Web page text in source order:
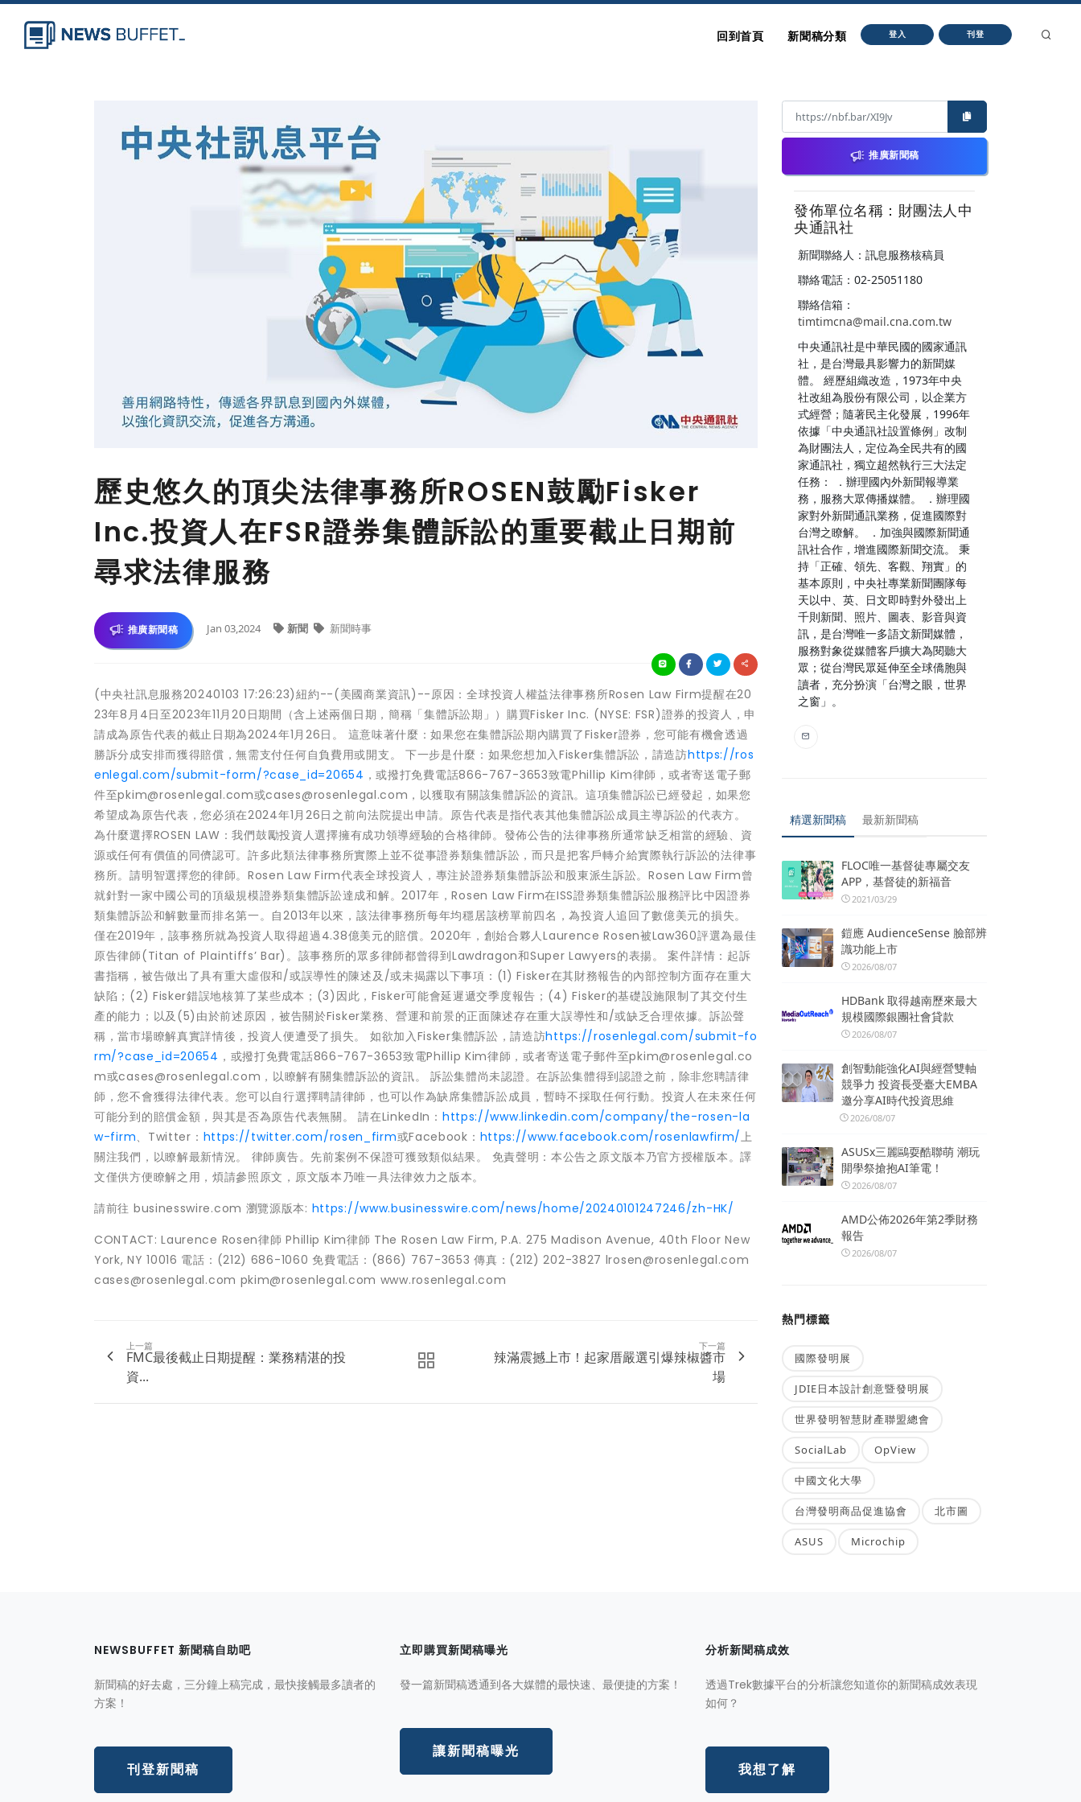
回到首頁 新聞稿分類 登入 刊登
歷史悠久的頂尖法律事務所ROSEN鼓勵Fisker
Inc.投資人在FSR證券集體訴訟的重要截止日期前
尋求法律服務
推廣新聞稿 Jan 03,2024 新聞 新聞時事
(中央社訊息服務20240103 17:26:23)紐約--(美國商業資訊)--原因：全球投資人權益法律事務所Rosen Law Firm提醒在20
23年8月4日至2023年11月20日期間（含上述兩個日期，簡稱「集體訴訟期」）購買Fisker Inc. (NYSE: FSR)證券的投資人，申
請成為原告代表的截止日期為2024年1月26日。 這意味著什麼：如果您在集體訴訟期內購買了Fisker證券，您可能有機會透過
勝訴分成安排而獲得賠償，無需支付任何自負費用或開支。 下一步是什麼：如果您想加入Fisker集體訴訟，請造訪https://ros
enlegal.com/submit-form/?case_id=20654 ，或撥打免費電話866-767-3653致電Phillip Kim律師，或者寄送電子郵
件至pkim@rosenlegal.com或cases@rosenlegal.com，以獲取有關該集體訴訟的資訊。這項集體訴訟已經發起，如果您
希望成為原告代表，您必須在2024年1月26日之前向法院提出申請。原告代表是指代表其他集體訴訟成員主導訴訟的代表方。
為什麼選擇ROSEN LAW：我們鼓勵投資人選擇擁有成功領導經驗的合格律師。發佈公告的法律事務所通常缺乏相當的經驗、資
源或任何有價值的同儕認可。許多此類法律事務所實際上並不從事證券類集體訴訟，而只是把客戶轉介給實際執行訴訟的法律事
務所。請明智選擇您的律師。Rosen Law Firm代表全球投資人，專注於證券類集體訴訟和股東派生訴訟。Rosen Law Firm曾
就針對一家中國公司的頂級規模證券類集體訴訟達成和解。2017年，Rosen Law Firm在ISS證券類集體訴訟服務評比中因證券
類集體訴訟和解數量而排名第一。自2013年以來，該法律事務所每年均穩居該榜單前四名，為投資人追回了數億美元的損失。
僅在2019年，該事務所就為投資人取得超過4.38億美元的賠償。2020年，創始合夥人Laurence Rosen被Law360評選為最佳
原告律師(Titan of Plaintiffs’ Bar)。該事務所的眾多律師都曾得到Lawdragon和Super Lawyers的表揚。 案件詳情：起訴
書指稱，被告做出了具有重大虛假和/或誤導性的陳述及/或未揭露以下事項：(1) Fisker在其財務報告的內部控制方面存在重大
缺陷；(2) Fisker錯誤地核算了某些成本；(3)因此，Fisker可能會延遲遞交季度報告；(4) Fisker的基礎設施限制了其交付生
產的能力；以及(5)由於前述原因，被告關於Fisker業務、營運和前景的正面陳述存在重大誤導性和/或缺乏合理依據。訴訟聲
稱，當市場瞭解真實詳情後，投資人便遭受了損失。 如欲加入Fisker集體訴訟，請造訪https://rosenlegal.com/submit-fo
rm/?case_id=20654 ，或撥打免費電話866-767-3653致電Phillip Kim律師，或者寄送電子郵件至pkim@rosenlegal.co
m或cases@rosenlegal.com，以瞭解有關集體訴訟的資訊。 訴訟集體尚未認證。在訴訟集體得到認證之前，除非您聘請律
師，您不會獲得法律代表。您可以自行選擇聘請律師，也可以作為缺席集體訴訟成員，暫時不採取任何行動。投資人在未來任何
可能分到的賠償金額，與其是否為原告代表無關。 請在LinkedIn： https://www.linkedin.com/company/the-rosen-la
w-firm、Twitter： https://twitter.com/rosen_firm或Facebook： https://www.facebook.com/rosenlawfirm/上
關注我們，以瞭解最新情況。 律師廣告。先前案例不保證可獲致類似結果。 免責聲明：本公告之原文版本乃官方授權版本。譯
文僅供方便瞭解之用，煩請參照原文，原文版本乃唯一具法律效力之版本。
請前往 businesswire.com 瀏覽源版本: https://www.businesswire.com/news/home/20240101247246/zh-HK/
CONTACT: Laurence Rosen律師 Phillip Kim律師 The Rosen Law Firm, P.A. 275 Madison Avenue, 40th Floor New
York, NY 10016 電話：(212) 686-1060 免費電話：(866) 767-3653 傳真：(212) 202-3827 lrosen@rosenlegal.com
cases@rosenlegal.com pkim@rosenlegal.com www.rosenlegal.com
上一篇
FMC最後截止日期提醒：業務精湛的投
資...
下一篇
辣滿震撼上市！起家厝嚴選引爆辣椒醬市
場
推廣新聞稿
發佈單位名稱：財團法人中
央通訊社
新聞聯絡人：訊息服務核稿員
聯絡電話：02-25051180
聯絡信箱：
timtimcna@mail.cna.com.tw
中央通訊社是中華民國的國家通訊
社，是台灣最具影響力的新聞媒
體。 經歷組織改造，1973年中央
社改組為股份有限公司，以企業方
式經營；隨著民主化發展，1996年
依據「中央通訊社設置條例」改制
為財團法人，定位為全民共有的國
家通訊社，獨立超然執行三大法定
任務： ．辦理國內外新聞報導業
務，服務大眾傳播媒體。 ．辦理國
家對外新聞通訊業務，促進國際對
台灣之瞭解。 ．加強與國際新聞通
訊社合作，增進國際新聞交流。 秉
持「正確、領先、客觀、翔實」的
基本原則，中央社專業新聞團隊每
天以中、英、日文即時對外發出上
千則新聞、照片、圖表、影音與資
訊，是台灣唯一多語文新聞媒體，
服務對象從媒體客戶擴大為閱聽大
眾；從台灣民眾延伸至全球僑胞與
讀者，充分扮演「台灣之眼，世界
之窗」。
精選新聞稿 最新新聞稿
FLOC唯一基督徒專屬交友
APP，基督徒的新福音
2021/03/29
鎧應 AudienceSense 臉部辨
識功能上市
2026/08/07
HDBank 取得越南歷來最大
規模國際銀團社會貸款
2026/08/07
創智動能強化AI與經營雙軸
競爭力 投資長受臺大EMBA
邀分享AI時代投資思維
2026/08/07
ASUSx三麗鷗耍酷聯萌 潮玩
開學祭搶抱AI筆電！
2026/08/07
AMD公佈2026年第2季財務
報告
2026/08/07
熱門標籤
國際發明展
JDIE日本設計創意暨發明展
世界發明智慧財產聯盟總會
SocialLab OpView
中國文化大學
台灣發明商品促進協會 北市圖
ASUS Microchip
NEWSBUFFET 新聞稿自助吧
新聞稿的好去處，三分鐘上稿完成，最快接觸最多讀者的
方案！
刊登新聞稿
立即購買新聞稿曝光
發一篇新聞稿透通到各大媒體的最快速、最便捷的方案！
讓新聞稿曝光
分析新聞稿成效
透過Trek數據平台的分析讓您知道你的新聞稿成效表現
如何？
我想了解